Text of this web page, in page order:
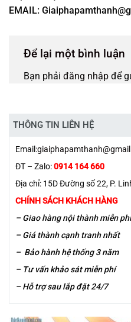
EMAIL:
Để lại một bình luận
Bạn phải đăng nhập để
THÔNG TIN LIÊN HỆ
Email:
ĐT – Zalo:0914 164 660
Địa chỉ: 15D Đường số 22, P.
CHÍNH SÁCH KHÁCH HÀNG
– Giao hàng nội thành miễn phí
– Giá thành cạnh tranh nhất
– Bảo hành hệ thống 3 năm
– Tư vấn khảo sát miễn phí
– Hỗ trợ sau lắp đặt 24/7